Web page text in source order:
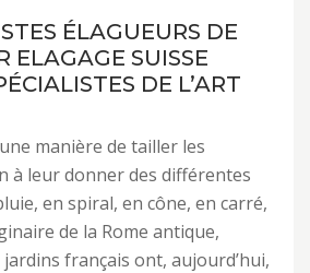
ÉLAGUEURS DE
ELAGAGE SUISSE
DE L’ART
manière de tailler les
à leur donner des différentes
en spiral, en cône, en carré,
de la Rome antique,
français ont, aujourd’hui,